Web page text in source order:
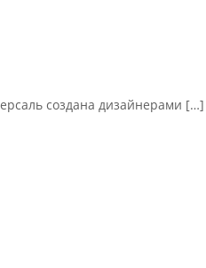
создана дизайнерами […]